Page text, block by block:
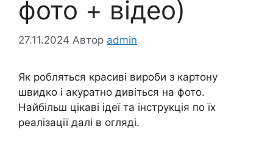
фото + відео)
27.11.2024 Автор admin
Як робляться красиві вироби з картону
швидко і акуратно дивіться на фото.
Найбільш цікаві ідеї та інструкція по їх
реалізації далі в огляді.